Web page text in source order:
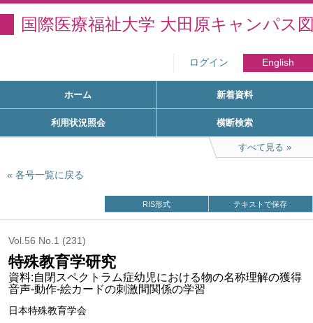
国際医療福祉大学 大田原キャンパス
ログイン English
ホーム 新着資料
利用状況照会 横断検索
すべて見る
各号一覧に戻る
RIS形式 テキストで保存
Vol.56 No.1 (231)
特殊教育学研究
資料:自閉スペクトラム症幼児における物の名称理解の獲得
音声-動作-絵カードの刺激間関係の学習
日本特殊教育学会